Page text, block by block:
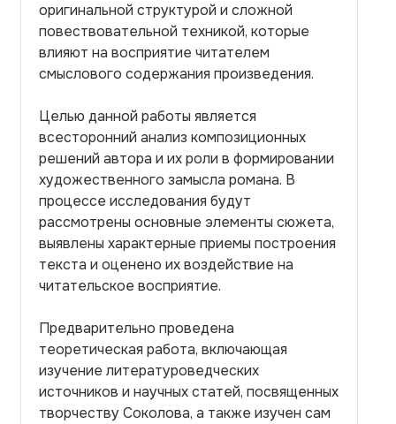
оригинальной структурой и сложной
повествовательной техникой, которые
влияют на восприятие читателем
смыслового содержания произведения.
Целью данной работы является
всесторонний анализ композиционных
решений автора и их роли в формировании
художественного замысла романа. В
процессе исследования будут
рассмотрены основные элементы сюжета,
выявлены характерные приемы построения
текста и оценено их воздействие на
читательское восприятие.
Предварительно проведена
теоретическая работа, включающая
изучение литературоведческих
источников и научных статей, посвященных
творчеству Соколова, а также изучен сам